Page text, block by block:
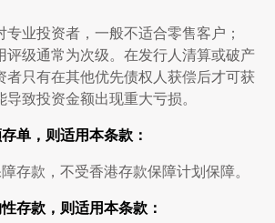
业投资者，一般不适合零售客户；
评级通常为次级。在发行人清算或破产
者只有在其他优先债权人获偿后才可获
致投资金额出现重大亏损。
单，则适用本条款：
存款，不受香港存款保障计划保障。
存款，则适用本条款：